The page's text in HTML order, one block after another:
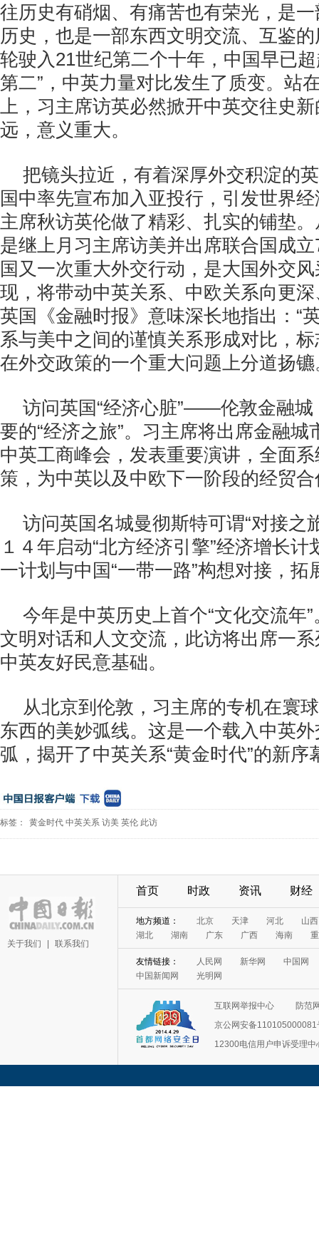
往历史有硝烟、有痛苦也有荣光，是
历史，也是一部东西文明交流、互鉴
轮驶入21世纪第二个十年，中国早已
第二”，中英力量对比发生了质变。站
上，习主席访英必然掀开中英交往史
远，意义重大。
把镜头拉近，有着深厚外交积淀的
国中率先宣布加入亚投行，引发世界
主席秋访英伦做了精彩、扎实的铺垫
是继上月习主席访美并出席联合国成
国又一次重大外交行动，是大国外交
现，将带动中英关系、中欧关系向更
英国《金融时报》意味深长地指出：“
系与美中之间的谨慎关系形成对比，
在外交政策的一个重大问题上分道扬镳
访问英国“经济心脏”——伦敦金融城
要的“经济之旅”。习主席将出席金融城
中英工商峰会，发表重要演讲，全面
策，为中英以及中欧下一阶段的经贸
访问英国名城曼彻斯特可谓“对接之
１４年启动“北方经济引擎”经济增长
一计划与中国“一带一路”构想对接，拓
今年是中英历史上首个“文化交流年
文明对话和人文交流，此访将出席一
中英友好民意基础。
从北京到伦敦，习主席的专机在寰
东西的美妙弧线。这是一个载入中英
弧，揭开了中英关系“黄金时代”的新序
标签： 黄金时代 中英关系 访美 英伦 此访
关于我们 联系我们
首页 时政 资讯 财经
地方频道： 北京 天津 河北
山西
湖北
湖南 广东 广西 海南
友情链接： 人民网 新华网
中国网
中国新闻网
光明网
互联网举报中心
防范
京公网安备110105000081
12300电信用户申诉受理中